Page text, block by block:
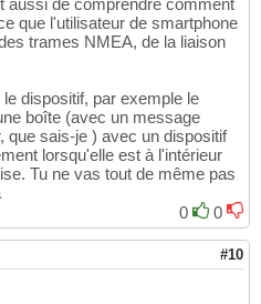
aussi de comprendre comment
que l'utilisateur de smartphone
trames NMEA, de la liaison
dispositif, par exemple le
boîte (avec un message
que sais-je ) avec un dispositif
lorsqu'elle est à l'intérieur
Tu ne vas tout de même pas
0
0
#10